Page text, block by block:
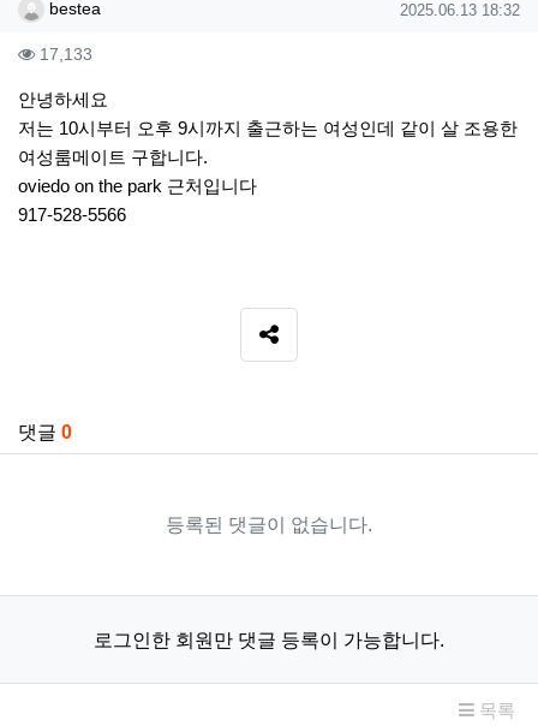
작성자 정보
bestea 작성일
2025.06.13 18:32
컨텐츠 정보
17,133
본문
안녕하세요
저는 10시부터 오후 9시까지 출근하는 여성인데 같이 살 조용한
여성룸메이트 구합니다.
oviedo on the park 근처입니다
917-528-5566
SNS 공유
댓글 0
등록된 댓글이 없습니다.
로그인한 회원만 댓글 등록이 가능합니다.
목록